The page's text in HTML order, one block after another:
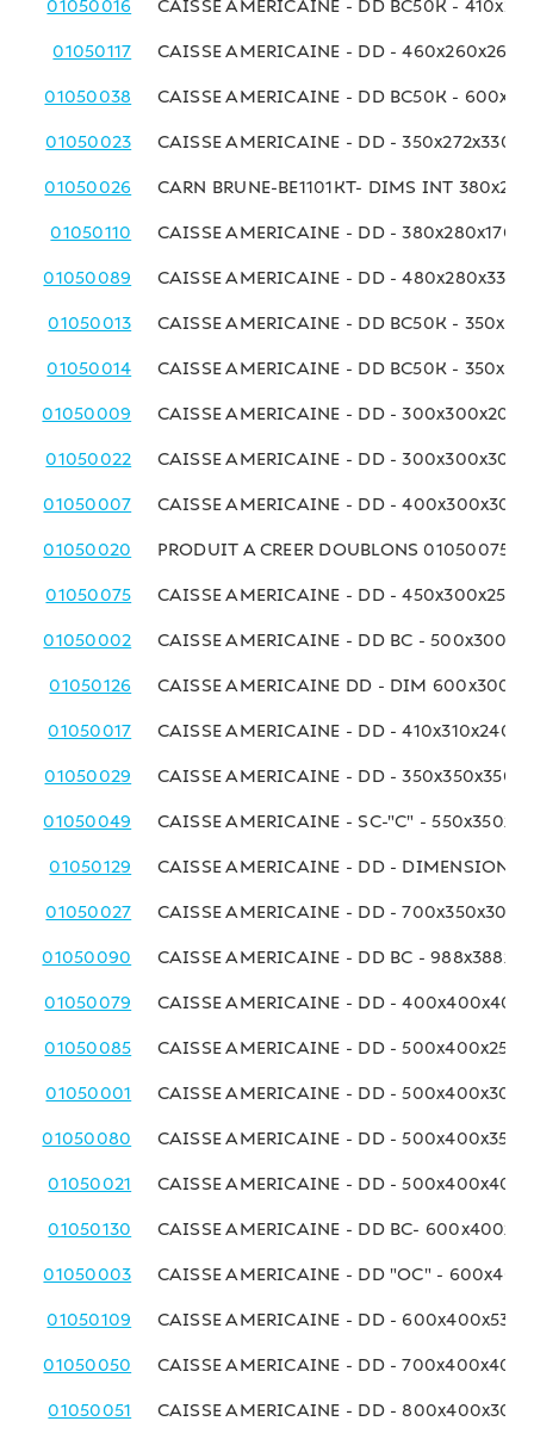
01050016 CAISSE AMERICAINE - DD BC50K -
01050117 CAISSE AMERICAINE - DD - 460x260x260
01050038 CAISSE AMERICAINE - DD BC50K -
01050023 CAISSE AMERICAINE - DD - 350x272x330
01050026 CARN BRUNE-BE1101KT- DIMS INT
01050110 CAISSE AMERICAINE - DD - 380x280x170
01050089 CAISSE AMERICAINE - DD - 480x280x330
01050013 CAISSE AMERICAINE - DD BC50K -
01050014 CAISSE AMERICAINE - DD BC50K -
01050009 CAISSE AMERICAINE - DD - 300x300x200
01050022 CAISSE AMERICAINE - DD - 300x300x300
01050007 CAISSE AMERICAINE - DD - 400x300x300
01050020 PRODUIT A CREER DOUBLONS 01050075
01050075 CAISSE AMERICAINE - DD - 450x300x250
01050002 CAISSE AMERICAINE - DD BC -
01050126 CAISSE AMERICAINE DD - DIM
01050017 CAISSE AMERICAINE - DD - 410x310x240
01050029 CAISSE AMERICAINE - DD - 350x350x350
01050049 CAISSE AMERICAINE - SC-"C" -
01050129 CAISSE AMERICAINE - DD - DIMENSIONS
01050027 CAISSE AMERICAINE - DD - 700x350x300
01050090 CAISSE AMERICAINE - DD BC -
01050079 CAISSE AMERICAINE - DD - 400x400x400
01050085 CAISSE AMERICAINE - DD - 500x400x250
01050001 CAISSE AMERICAINE - DD - 500x400x300
01050080 CAISSE AMERICAINE - DD - 500x400x350
01050021 CAISSE AMERICAINE - DD - 500x400x400
01050130 CAISSE AMERICAINE - DD BC-
01050003 CAISSE AMERICAINE - DD "OC" -
01050109 CAISSE AMERICAINE - DD - 600x400x530
01050050 CAISSE AMERICAINE - DD - 700x400x400
01050051 CAISSE AMERICAINE - DD - 800x400x300